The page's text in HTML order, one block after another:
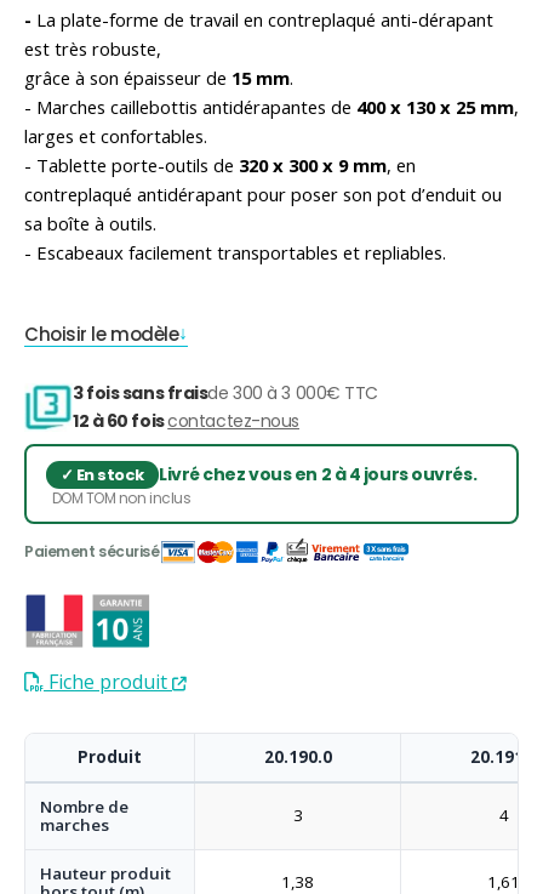
- La plate-forme de travail en contreplaqué anti-dérapant
est très robuste,
grâce à son épaisseur de 15 mm.
- Marches caillebottis antidérapantes de 400 x 130 x 25 mm,
larges et confortables.
- Tablette porte-outils de 320 x 300 x 9 mm, en
contreplaqué antidérapant pour poser son pot d’enduit ou
sa boîte à outils.
- Escabeaux facilement transportables et repliables.
Choisir le modèle
3 fois sans fraisde 300 à 3 000€ TTC
12 à 60 foiscontactez-nous
Livré chez vous en 2 à 4 jours ouvrés.
DOM TOM non inclus
Fiche produit
Produit 20.190.0 20.191.0
Nombre de
marches
3 4
Hauteur produit
1,38 1,61